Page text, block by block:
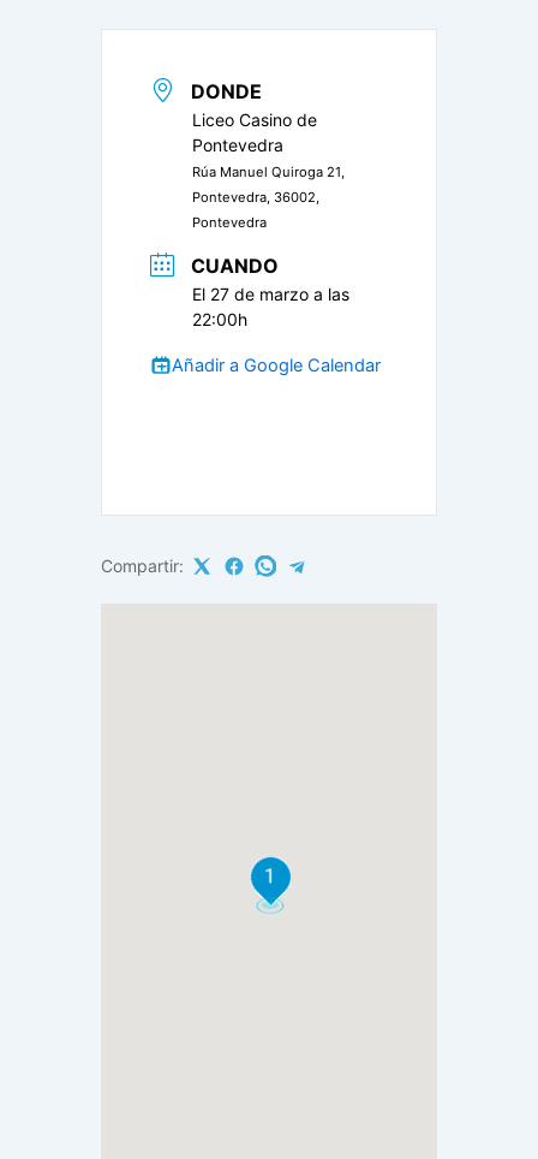
DONDE
Liceo Casino de
Pontevedra
Rúa Manuel Quiroga 21,
Pontevedra, 36002,
Pontevedra
CUANDO
El 27 de marzo a las
22:00h
Añadir a Google Calendar
Compartir:
1